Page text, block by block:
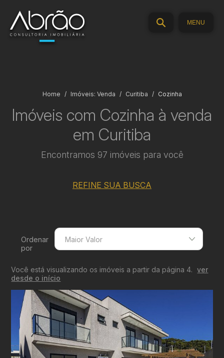
MENU
Home Imóveis: Venda Curitiba Cozinha
Imóveis com Cozinha à venda
em Curitiba
Encontramos 97 imóveis para você
REFINE SUA BUSCA
Ordenar
por
Maior Valor
Maior Valor
Menor Área
Maior Área
Recentes
Você está visualizando os imóveis a partir da página 4.
ver
desde o início